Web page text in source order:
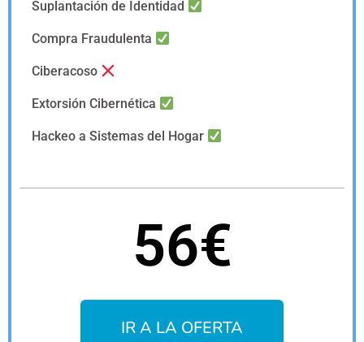
Suplantación de Identidad
Compra Fraudulenta
Ciberacoso
Extorsión Cibernética
Hackeo a Sistemas del Hogar
56€
IR A LA OFERTA